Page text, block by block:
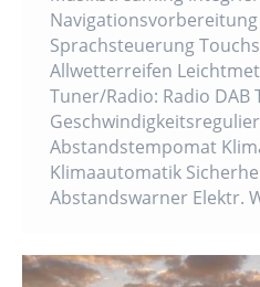
Sprachsteuerung
Allwetterreifen
Tuner/Radio: Radio DAB
Abstandstempomat
Klimaautomatik
Abstandswarner Elektr.